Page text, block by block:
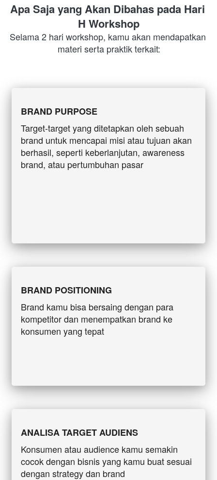
Apa Saja yang Akan Dibahas pada Hari
H Workshop
Selama 2 hari workshop, kamu akan mendapatkan
materi serta praktik terkait:
BRAND PURPOSE
Target-target yang ditetapkan oleh sebuah
brand untuk mencapai misi atau tujuan akan
berhasil, seperti keberlanjutan, awareness
brand, atau pertumbuhan pasar
BRAND POSITIONING
Brand kamu bisa bersaing dengan para
kompetitor dan menempatkan brand ke
konsumen yang tepat
ANALISA TARGET AUDIENS
Konsumen atau audience kamu semakin
cocok dengan bisnis yang kamu buat sesuai
dengan strategy dan brand